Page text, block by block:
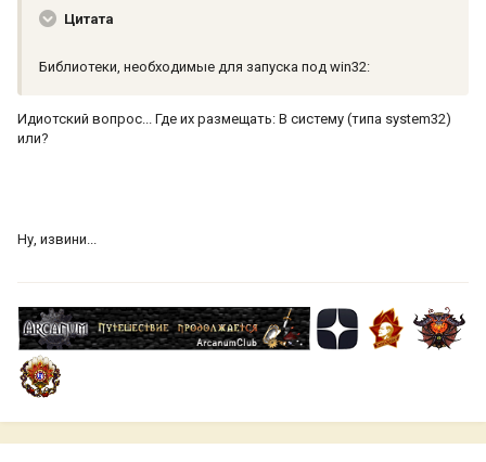
Цитата
Библиотеки, необходимые для запуска под win32:
Идиотский вопрос... Где их размещать: В систему (типа system32)
или?
Ну, извини...